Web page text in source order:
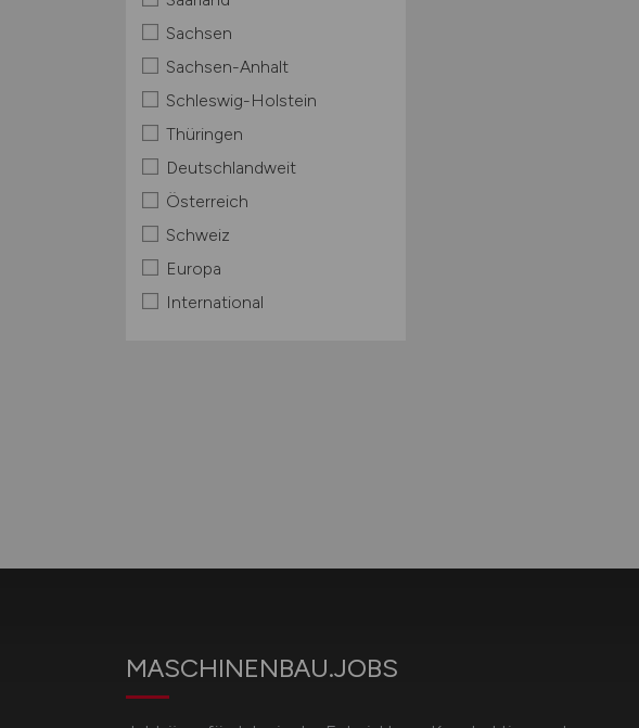
Sachsen
Sachsen-Anhalt
Schleswig-Holstein
Thüringen
Deutschlandweit
Österreich
Schweiz
Europa
International
MASCHINENBAU.JOBS